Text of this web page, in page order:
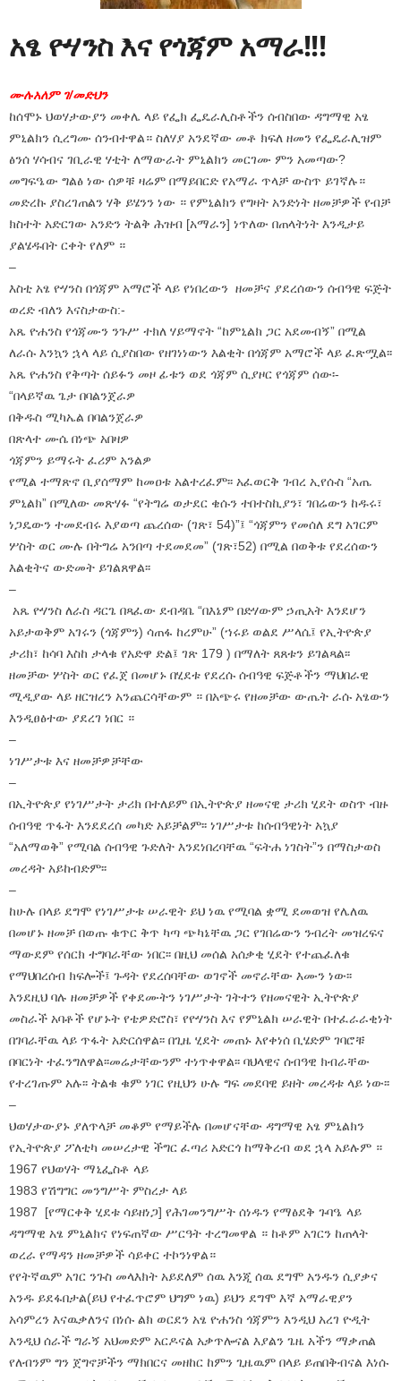
አፄ ዮሃንስ እና የጎጃም አማራ!!!
ሙሉአለም ገ/መድህን
ከሰሞኑ ህወሃታውያን መቀሌ ላይ የፌክ ፌዴራሊስቶችን ሰብስበው ዳግማዊ አፄ
ምኒልክን ሲረግሙ ሰንብተዋል። ስለሃያ አንደኛው መቶ ክፍለ ዘመን የፌዴራሊዝም
ፅንሰ ሃሳብና ገቢራዊ ሃቲት ለማውራት ምኒልክን መርገሙ ምን አመጣው?
መግፍዔው ግልፅ ነው ሰዎቹ ዛሬም በማይበርድ የአማራ ጥላቻ ውስጥ ይገኛሉ።
መድረኩ ያስረገጠልን ሃቅ ይሄንን ነው ። የምኒልክን የግዛት አንድነት ዘመቻዎች የብቻ
ክስተት አድርገው አንድን ትልቅ ሕዝብ [አማራን] ነጥለው በጠላትነት እንዲታይ
ያልሄዱበት ርቀት የለም ።
–
እስቲ አፄ ዮሃንስ በጎጃም አማሮች ላይ የነበረውን ዘመቻና ያደረሰውን ሰብዓዊ ፍጅት
ወረድ ብለን እናስታውስ:-
አጼ ዮሐንስ የጎጃሙን ንጉሥ ተክለ ሃይማኖት “ከምኒልክ ጋር አደመብኝ” በሚል
ለራሱ እንኳን ኋላ ላይ ሲያስበው የዘገነነውን እልቂት በጎጃም አማሮች ላይ ፈጽሟል፡፡
አጼ ዮሐንስ የቅጣት ሰይፉን መዞ ፊቱን ወደ ጎጃም ሲያዞር የጎጃም ሰው፡-
“በላይኛዉ ጌታ በባልንጀራዎ
በቅዱስ ሚካኤል በባልንጀራዎ
በጽላተ ሙሴ በነጭ አበዛዎ
ጎጃምን ይማሩት ፈሪም አንልዎ
የሚል ተማጽኖ ቢያሰማም ከመዐቱ አልተረፈም፡፡ አፈወርቅ ገብረ ኢየሱስ “አጤ
ምኒልክ” በሚለው መጽሃፉ “የትግሬ ወታደር ቄሱን ተበተስኪያን፣ ገበሬውን ከዱሩ፣
ነጋዴውን ተመደብሩ እያወጣ ጨረሰው (ገጽ፣ 54)”፤ “ጎጃምን የመሰለ ደግ አገርም
ሦስት ወር ሙሉ በትግሬ አንበጣ ተደመደመ” (ገጽ፣52) በሚል በወቅቱ የደረሰውን
እልቂትና ውድመት ይገልጸዋል፡፡
–
አጼ ዮሃንስ ለራስ ዳርጌ በጻፈው ደብዳቤ “በእኔም በድሃውም ኃጢአት እንደሆን
አይታወቅም አገሩን (ጎጃምን) ሳጠፋ ከረምሁ” (ኀሩይ ወልደ ሥላሴ፤ የኢትዮጵያ
ታሪክ፣ ከሳባ እስከ ታላቁ የአድዋ ድል፤ ገጽ 179 ) በማለት ጸጸቱን ይገልጻል፡፡
ዘመቻው ሦስት ወር የፈጀ በመሆኑ በሂደቱ የደረሱ ሰብዓዊ ፍጅቶችን ማህበራዊ
ሚዲያው ላይ ዘርዝረን አንጨርሳቸውም ። በአጭሩ የዘመቻው ውጤት ራሱ አፄውን
እንዲፀፅተው ያደረገ ነበር ።
–
ነገሥታቱ እና ዘመቻዎቻቸው
–
በኢትዮጵያ የነገሥታት ታሪክ በተለይም በኢትዮጵያ ዘመናዊ ታሪክ ሂደት ወስጥ ብዙ
ሰብዓዊ ጥፋት እንደደረሰ መካድ አይቻልም፡፡ ነገሥታቱ ከሰብዓዊነት አኳያ
“አለማወቅ” የሚባል ሰብዓዊ ጉድለት እንደነበረባቸዉ “ፍትሐ ነገስት”ን በማስታወስ
መረዳት አይከብድም፡፡
–
ከሁሉ በላይ ደግሞ የነገሥታቱ ሠራዊት ይህ ነዉ የሚባል ቋሚ ደመወዝ የሌለዉ
በመሆኑ ዘመቻ በወጡ ቁጥር ቅጥ ካጣ ጭካኔቸዉ ጋር የገበሬውን ንብረት መዝረፍና
ማውደም የሰርክ ተግባራቸው ነበር፡፡ በዚህ መሰል አሰቃቂ ሂደት የተጨፈለቁ
የማህበረሰብ ክፍሎች፤ ጉዳት የደረሰባቸው ወገኖች መኖራቸው እሙን ነው፡፡
እንደዚህ ባሉ ዘመቻዎች የቀደሙትን ነገሥታት ገትተን የዘመናዊት ኢትዮጵያ
መስራች አባቶች የሆኑት የቴዎድሮስ፣ የዮሃንስ እና የምኒልክ ሠራዊት በተፈራራቂነት
በገባራቸዉ ላይ ጥፋት አድርሰዋል፡፡ በጊዜ ሂደት መጠኑ እየቀነሰ ቢሄድም ገባሮቹ
በባርነት ተፈንግለዋል፡፡መሬታቸውንም ተነጥቀዋል፡፡ ባህላዊና ሰብዓዊ ክብራቸው
የተረገጡም አሉ፡፡ ትልቁ ቁም ነገር የዚህን ሁሉ ግፍ መደባዊ ይዘት መረዳቱ ላይ ነው፡፡
–
ህወሃታውያኑ ያለጥላቻ መቆም የማይችሉ በመሆናቸው ዳግማዊ አፄ ምኒልክን
የኢትዮጵያ ፖለቲካ መሠረታዊ ችግር ፈጣሪ አድርጎ ከማቅረብ ወደ ኋላ አይሉም ።
1967 የህወሃት ማኒፌስቶ ላይ
1983 የሽግግር መንግሥት ምስረታ ላይ
1987 [የማርቀቅ ሂደቱ ሳይዘነጋ] የሕገመንግሥት ሰነዱን የማፅደቅ ጉባዔ ላይ
ዳግማዊ አፄ ምኒልክና የነፍጠኛው ሥርዓት ተረግመዋል ። ከቶም አገርን ከጠላት
ወረራ የማዳን ዘመቻዎች ሳይቀር ተኮንነዋል።
የየትኛዉም አገር ንጉስ መላእክት አይደለም ሰዉ እንጂ ሰዉ ደግሞ አንዱን ሲያቃና
አንዱ ይደፋበታል(ይህ የተፈጥሮም ህግም ነዉ) ይህን ደግሞ እኛ አማራዊያን
አሳምረን እናዉቃለንና በነሱ ልክ ወርደን አፄ ዮሐንስ ጎጃምን እንዲህ አረገ ዮዲት
እንዲህ ሰራች ግራኝ አህመድም አርዶናል አቃጥሎናል እያልን ጌዜ አችን ማቃጠል
የለብንም ግን ጀግኖቻችን ማክበርና መዘከር ከምን ጊዜዉም በላይ ይጠበቅብናል እነሱ